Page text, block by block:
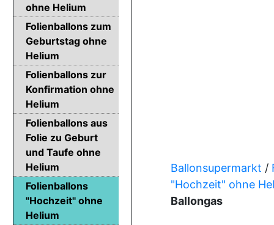
Ballonsupermarkt /
"Hochzeit" ohne
Ballongas
ohne Helium
Folienballons zum
Geburtstag ohne
Helium
Folienballons zur
Konfirmation ohne
Helium
Folienballons aus
Folie zu Geburt
und Taufe ohne
Helium
Folienballons
"Hochzeit" ohne
Helium